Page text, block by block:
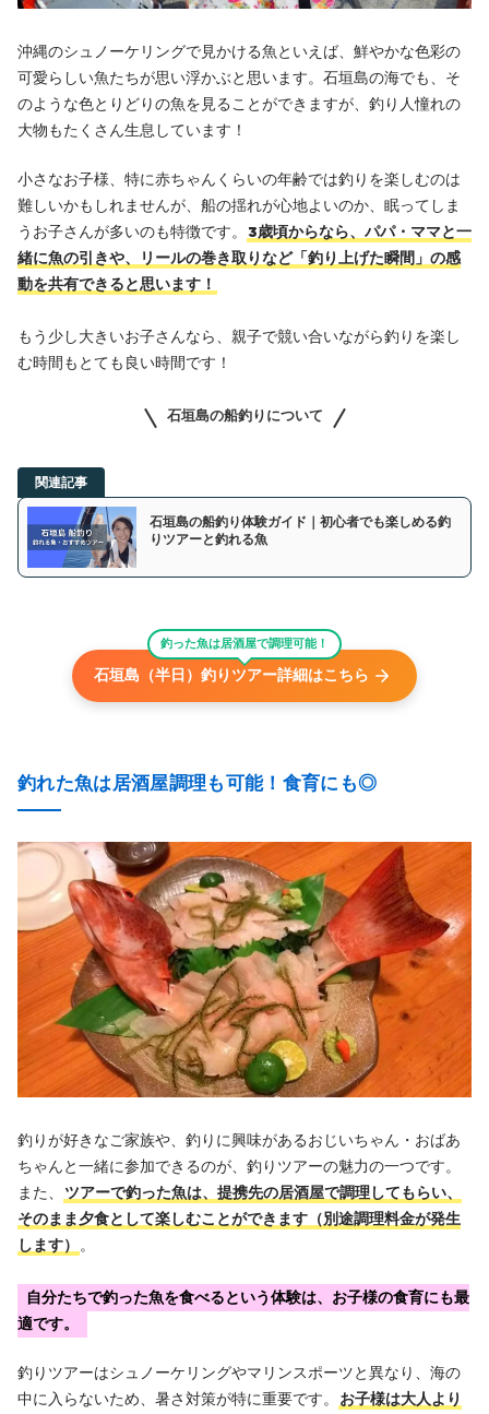
沖縄のシュノーケリングで見かける魚といえば、鮮やかな色彩の
可愛らしい魚たちが思い浮かぶと思います。石垣島の海でも、そ
のような色とりどりの魚を見ることができますが、釣り人憧れの
大物もたくさん生息しています！
小さなお子様、特に赤ちゃんくらいの年齢では釣りを楽しむのは
難しいかもしれませんが、船の揺れが心地よいのか、眠ってしま
うお子さんが多いのも特徴です。 3歳頃からなら、パパ・ママと一
緒に魚の引きや、リールの巻き取りなど「釣り上げた瞬間」の感
動を共有できると思います！
もう少し大きいお子さんなら、親子で競い合いながら釣りを楽し
む時間もとても良い時間です！
石垣島の船釣りについて
関連記事
石垣島の船釣り体験ガイド｜初心者でも楽しめる釣
りツアーと釣れる魚
釣った魚は居酒屋で調理可能！
石垣島（半日）釣りツアー詳細はこちら
釣れた魚は居酒屋調理も可能！食育にも◎
釣りが好きなご家族や、釣りに興味があるおじいちゃん・おばあ
ちゃんと一緒に参加できるのが、釣りツアーの魅力の一つです。
また、
ツアーで釣った魚は、提携先の居酒屋で調理してもらい、
そのまま夕食として楽しむことができます（別途調理料金が発生
します） 。
自分たちで釣った魚を食べるという体験は、お子様の食育にも最
適です。
釣りツアーはシュノーケリングやマリンスポーツと異なり、海の
中に入らないため、暑さ対策が特に重要です。 お子様は大人より